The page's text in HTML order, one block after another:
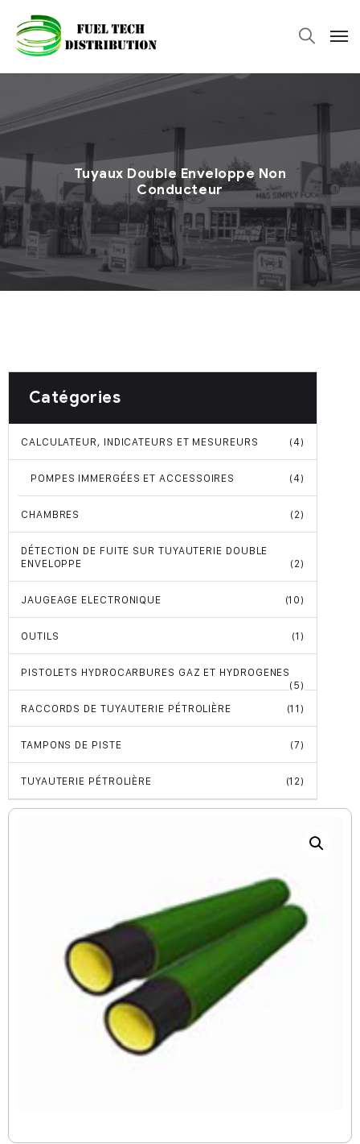
Tuyaux Double Enveloppe Non
Conducteur
Catégories
CALCULATEUR, INDICATEURS ET MESUREURS (4)
POMPES IMMERGÉES ET ACCESSOIRES (4)
CHAMBRES (2)
DÉTECTION DE FUITE SUR TUYAUTERIE DOUBLE
ENVELOPPE
(2)
JAUGEAGE ELECTRONIQUE (10)
OUTILS (1)
PISTOLETS HYDROCARBURES GAZ ET HYDROGENES
(5)
RACCORDS DE TUYAUTERIE PÉTROLIÈRE
(11)
TAMPONS DE PISTE (7)
TUYAUTERIE PÉTROLIÈRE (12)